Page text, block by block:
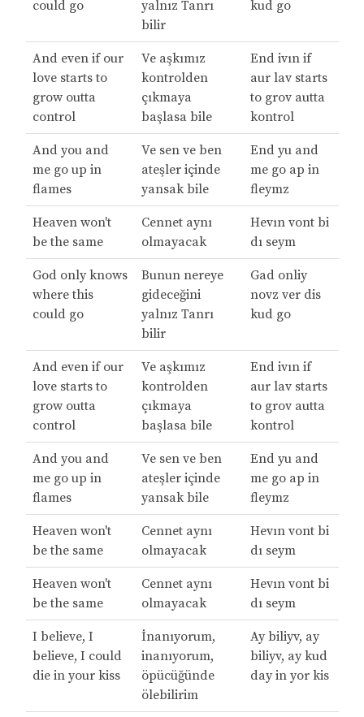
could go
yalnız Tanrı
bilir
kud go
And even if our
love starts to
grow outta
control
Ve aşkımız
kontrolden
çıkmaya
başlasa bile
End ivın if
aur lav starts
to grov autta
kontrol
And you and
me go up in
flames
Ve sen ve ben
ateşler içinde
yansak bile
End yu and
me go ap in
fleymz
Heaven won't
be the same
Cennet aynı
olmayacak
Hevın vont bi
dı seym
God only knows
where this
could go
Bunun nereye
gideceğini
yalnız Tanrı
bilir
Gad onliy
novz ver dis
kud go
And even if our
love starts to
grow outta
control
Ve aşkımız
kontrolden
çıkmaya
başlasa bile
End ivın if
aur lav starts
to grov autta
kontrol
And you and
me go up in
flames
Ve sen ve ben
ateşler içinde
yansak bile
End yu and
me go ap in
fleymz
Heaven won't
be the same
Cennet aynı
olmayacak
Hevın vont bi
dı seym
Heaven won't
be the same
Cennet aynı
olmayacak
Hevın vont bi
dı seym
I believe, I
believe, I could
die in your kiss
İnanıyorum,
inanıyorum,
öpücüğünde
ölebilirim
Ay biliyv, ay
biliyv, ay kud
day in yor kis